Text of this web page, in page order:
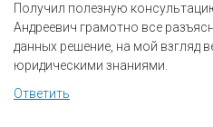
Получил полезную
Андреевич грамотно все
данных решение, на мой взгляд
юридическими знаниями.
Ответить